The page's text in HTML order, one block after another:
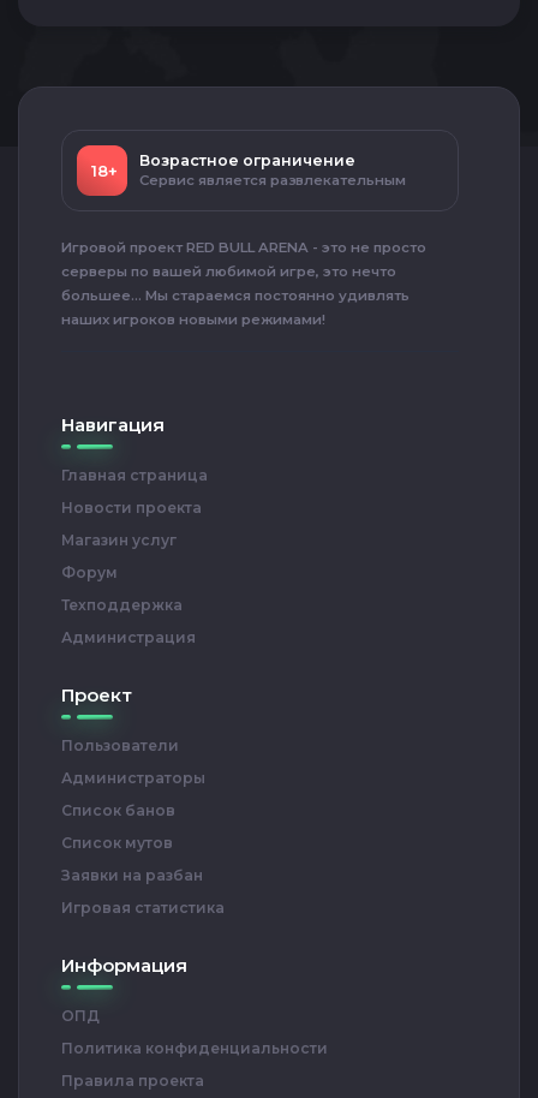
18+
Возрастное ограничение
Сервис является развлекательным
Игровой проект RED BULL ARENA - это не просто
серверы по вашей любимой игре, это нечто
большее... Мы стараемся постоянно удивлять
наших игроков новыми режимами!
Навигация
Главная страница
Новости проекта
Магазин услуг
Форум
Техподдержка
Администрация
Проект
Пользователи
Администраторы
Список банов
Список мутов
Заявки на разбан
Игровая статистика
Информация
ОПД
Политика конфиденциальности
Правила проекта